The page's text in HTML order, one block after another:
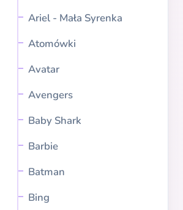
Ariel - Mała Syrenka
Atomówki
Avatar
Avengers
Baby Shark
Barbie
Batman
Bing